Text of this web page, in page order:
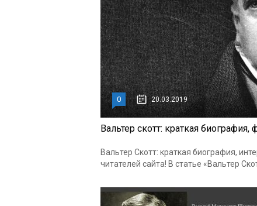
0 20.03.2019
Вальтер скотт: краткая
Вальтер Скотт: краткая биография,
читателей сайта! В статье «Вальтер